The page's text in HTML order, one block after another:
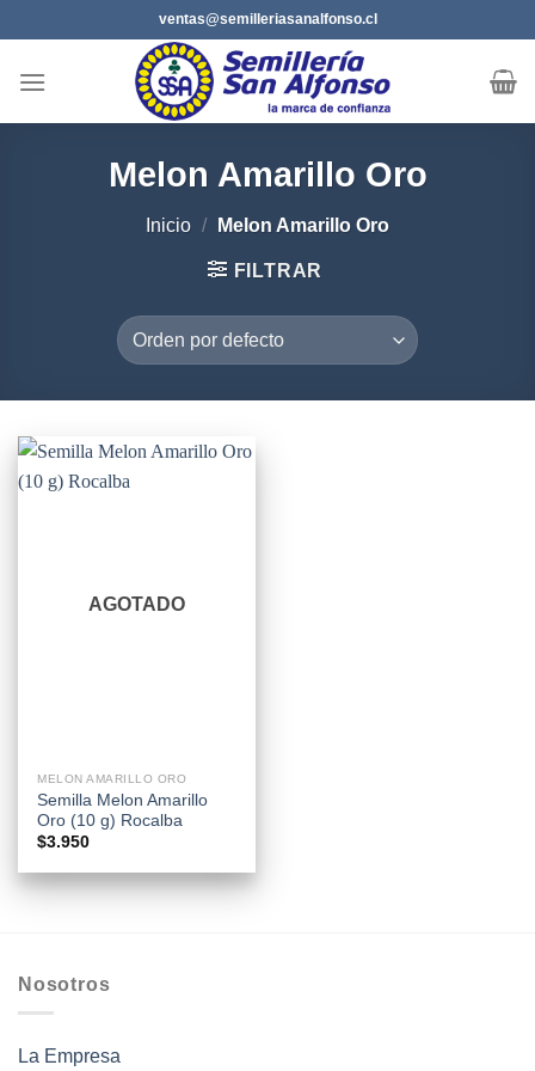
al
contenido
ventas@semilleriasanalfonso.cl
Melon Amarillo Oro
Inicio / Melon Amarillo Oro
FILTRAR
AGOTADO
MELON AMARILLO ORO
Semilla Melon Amarillo
Oro (10 g) Rocalba
$3.950
Nosotros
La Empresa